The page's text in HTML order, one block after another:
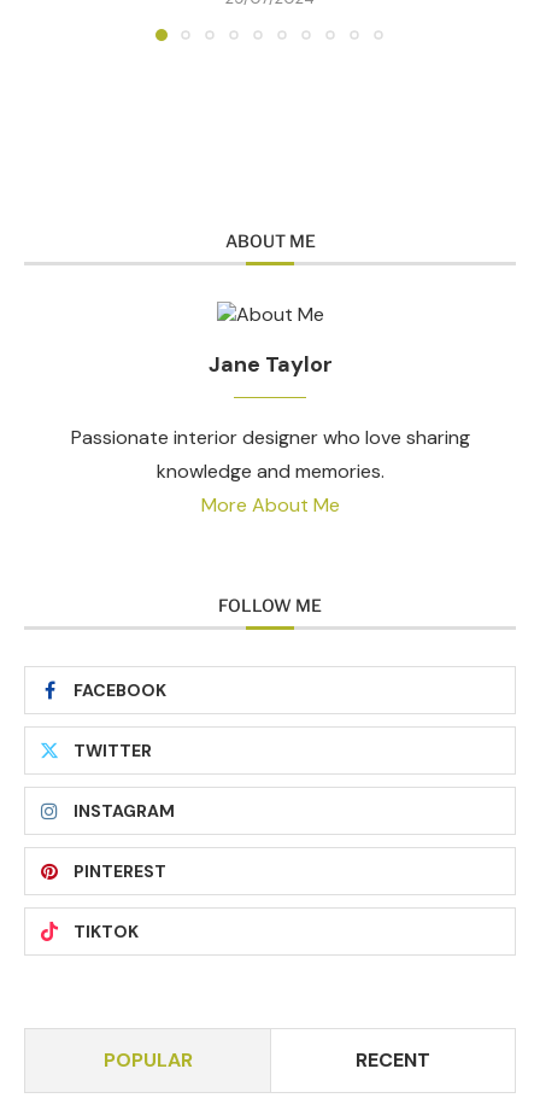
ABOUT ME
Jane Taylor
Passionate interior designer who love sharing
knowledge and memories.
More About Me
FOLLOW ME
FACEBOOK
TWITTER
INSTAGRAM
PINTEREST
TIKTOK
POPULAR RECENT